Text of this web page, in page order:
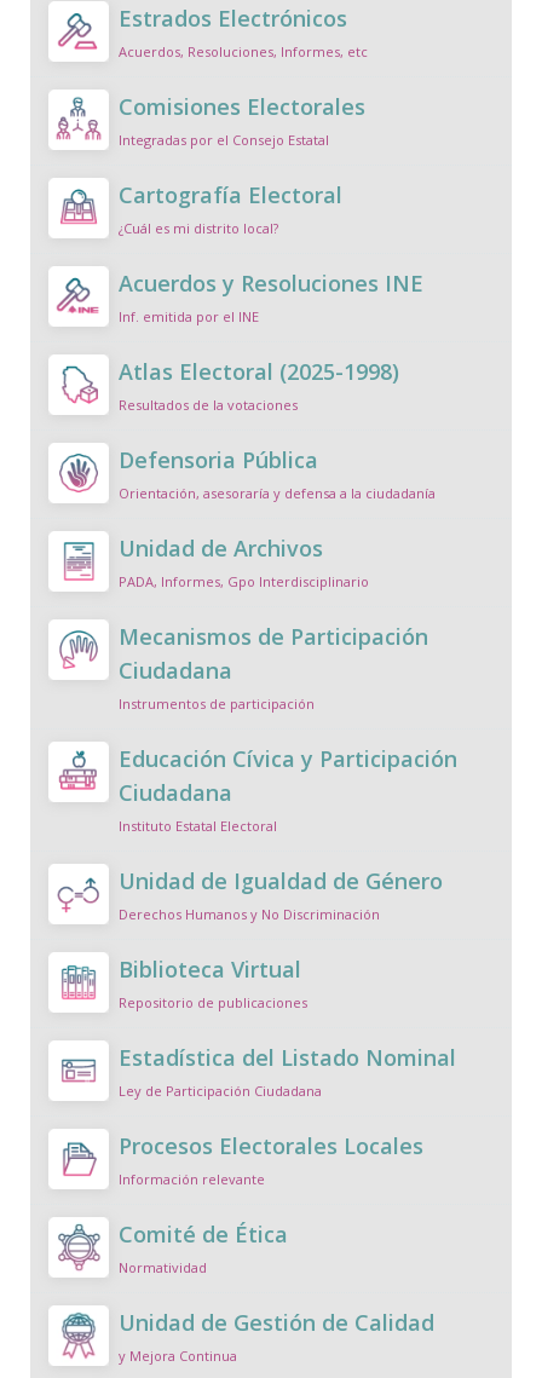
Estrados Electrónicos
Acuerdos, Resoluciones, Informes, etc
Comisiones Electorales
Integradas por el Consejo Estatal
Cartografía Electoral
¿Cuál es mi distrito local?
Acuerdos y Resoluciones INE
Inf. emitida por el INE
Atlas Electoral (2025-1998)
Resultados de la votaciones
Defensoria Pública
Orientación, asesoraría y defensa a la ciudadanía
Unidad de Archivos
PADA, Informes, Gpo Interdisciplinario
Mecanismos de Participación
Ciudadana
Instrumentos de participación
Educación Cívica y Participación
Ciudadana
Instituto Estatal Electoral
Unidad de Igualdad de Género
Derechos Humanos y No Discriminación
Biblioteca Virtual
Repositorio de publicaciones
Estadística del Listado Nominal
Ley de Participación Ciudadana
Procesos Electorales Locales
Información relevante
Comité de Ética
Normatividad
Unidad de Gestión de Calidad
y Mejora Continua